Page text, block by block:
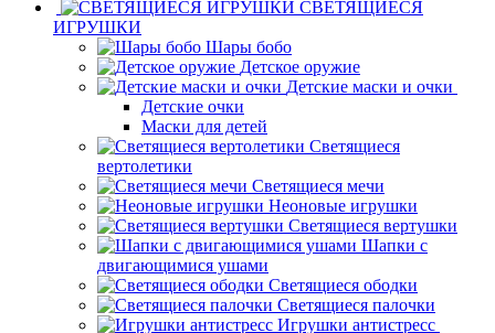
СВЕТЯЩИЕСЯ
ИГРУШКИ
Шары бобо
Детское оружие
Детские маски и очки
Детские очки
Маски для детей
Светящиеся
вертолетики
Светящиеся мечи
Неоновые игрушки
Светящиеся вертушки
Шапки с
двигающимися ушами
Светящиеся ободки
Светящиеся палочки
Игрушки антистресс